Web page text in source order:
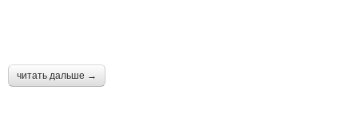
читать дальше →